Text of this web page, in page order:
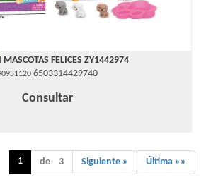
MASCOTAS FELICES ZY1442974
6503314429740
Consultar
1 de 3 Siguiente » Última »»